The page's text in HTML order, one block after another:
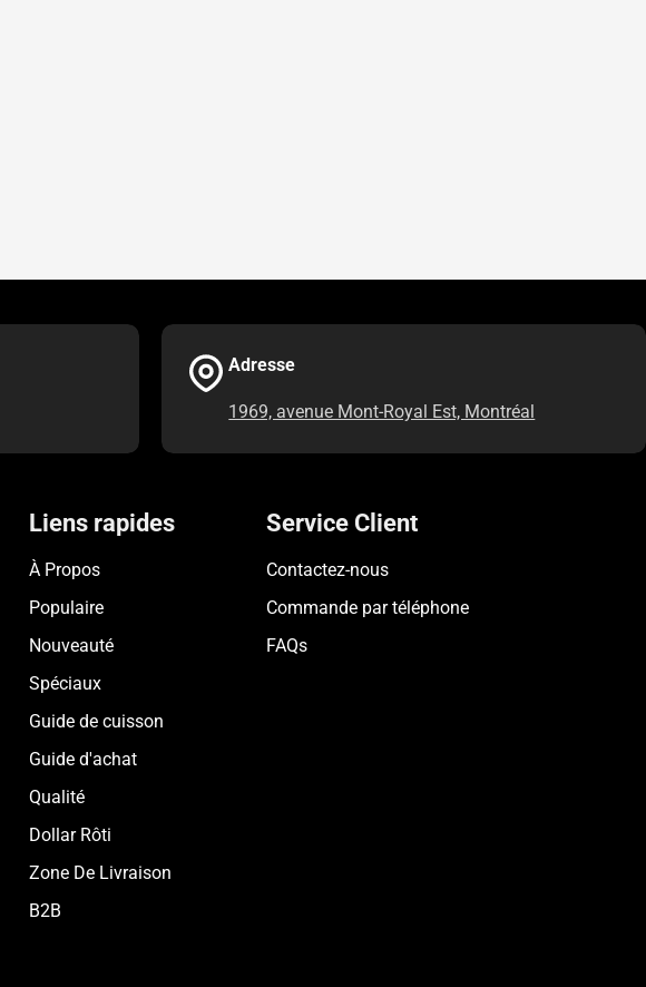
Adresse
1969, avenue Mont-Royal Est, Montréal
Liens rapides
À Propos
Populaire
Nouveauté
Spéciaux
Guide de cuisson
Guide d'achat
Qualité
Dollar Rôti
Zone De Livraison
B2B
Service Client
Contactez-nous
Commande par téléphone
FAQs